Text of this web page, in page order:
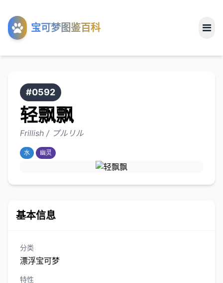
宝可梦图鉴百科
工具
关于
#0592
轻飘飘
Frillish / プルリル
水 幽灵
基本信息
分类
漂浮宝可梦
特性